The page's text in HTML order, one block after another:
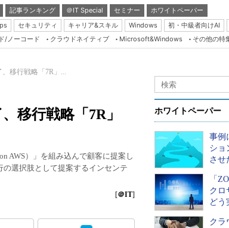
記事ランキング ＠IT Special セミナー
ホワイトペーパー
セキュリティ キャリア&スキル Windows 初・中級者向けAI
Server & Storage
Database Expert
Linux ＆ OSS
Master of IP Network
Security & Trust
Test & Tools
/ノーコード クラウドネイティブ Microsoft&Windows その他の特
移行戦略「7R」...
移行戦略「7R」
AWS）」を組み込んで顧客に提案し
選択肢として提案するインセンテ
[＠IT]
ホワイトペーパー
事例
ショ
させ
「
クロ
どう
クラ